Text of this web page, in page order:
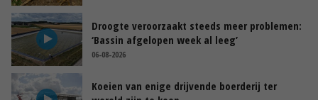
Droogte veroorzaakt steeds meer problemen:
‘Bassin afgelopen week al leeg’
06-08-2026
Koeien van enige drijvende boerderij ter